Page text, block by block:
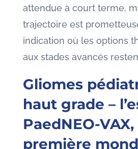
attendue à court terme,
trajectoire est
indication où les options
aux stades avancés
Gliomes
haut grade –
PaedNEO-
première